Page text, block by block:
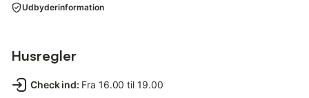
Udbyderinformation
Husregler
Check ind: Fra 16.00 til 19.00